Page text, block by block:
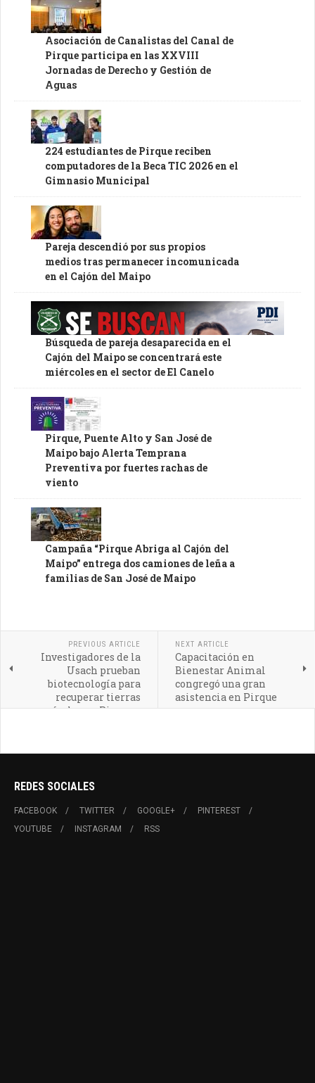
Asociación de Canalistas del Canal de
Pirque participa en las XXVIII
Jornadas de Derecho y Gestión de
Aguas
224 estudiantes de Pirque reciben
computadores de la Beca TIC 2026 en el
Gimnasio Municipal
Pareja descendió por sus propios
medios tras permanecer incomunicada
en el Cajón del Maipo
Búsqueda de pareja desaparecida en el
Cajón del Maipo se concentrará este
miércoles en el sector de El Canelo
Pirque, Puente Alto y San José de
Maipo bajo Alerta Temprana
Preventiva por fuertes rachas de
viento
Campaña “Pirque Abriga al Cajón del
Maipo” entrega dos camiones de leña a
familias de San José de Maipo
PREVIOUS ARTICLE
Investigadores de la
Usach prueban
biotecnología para
recuperar tierras
agrícolas en Pirque y
NEXT ARTICLE
Capacitación en
Bienestar Animal
congregó una gran
asistencia en Pirque
REDES SOCIALES
FACEBOOK TWITTER GOOGLE+
PINTEREST
YOUTUBE
INSTAGRAM RSS